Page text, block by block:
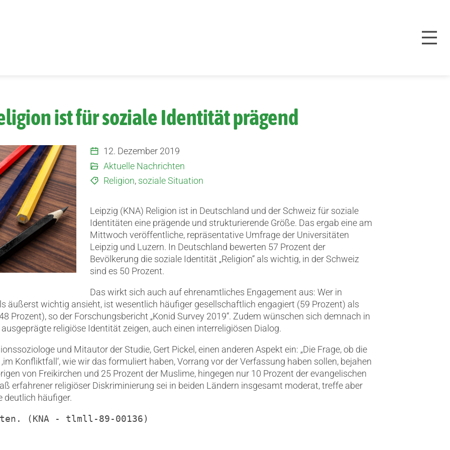
ist für soziale Identität prägend
12. Dezember 2019
Aktuelle Nachrichten
Religion, soziale Situation
Leipzig (KNA) Religion ist in Deutschland und der Schweiz für soziale
Identitäten eine prägende und strukturierende Größe. Das ergab eine am
Mittwoch veröffentliche, repräsentative Umfrage der Universitäten
Leipzig und Luzern. In Deutschland bewerten 57 Prozent der
Bevölkerung die soziale Identität „Religion“ als wichtig, in der Schweiz
sind es 50 Prozent.
Das wirkt sich auch auf ehrenamtliches Engagement aus: Wer in
äußerst wichtig ansieht, ist wesentlich häufiger gesellschaftlich engagiert (59 Prozent) als
Prozent), so der Forschungsbericht „Konid Survey 2019“. Zudem wünschen sich demnach in
religiöse Identität zeigen, auch einen interreligiösen Dialog.
und Mitautor der Studie, Gert Pickel, einen anderen Aspekt ein: „Die Frage, ob die
Konfliktfall‘, wie wir das formuliert haben, Vorrang vor der Verfassung haben sollen, bejahen
von Freikirchen und 25 Prozent der Muslime, hingegen nur 10 Prozent der evangelischen
erfahrener religiöser Diskriminierung sei in beiden Ländern insgesamt moderat, treffe aber
deutlich häufiger.
(KNA - tlmll-89-00136)